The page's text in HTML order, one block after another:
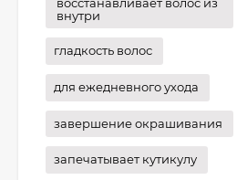
восстанавливает волос из
внутри
гладкость волос
для ежедневного ухода
завершение окрашивания
запечатывает кутикулу